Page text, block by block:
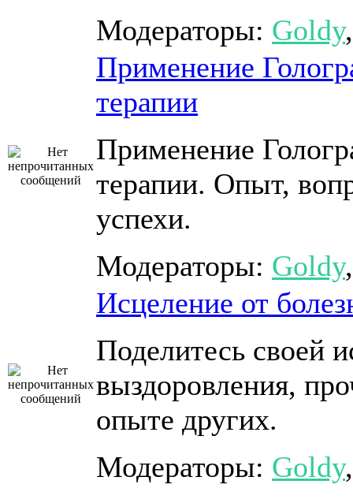
Модераторы: Goldy
Применение
терапии
Применение
терапии. Опыт,
успехи.
Модераторы: Goldy
Исцеление от
Поделитесь своей
выздоровления,
опыте других.
Модераторы: Goldy